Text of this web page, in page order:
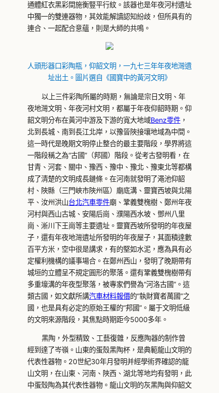
通體紅衣黑彩間施衡豎平行紋。該器也是年夜河村遺址
中獨一的雙連器物，其效能解讀認知紛歧，但所具有的
連合、一起配合意蘊，則是大師的共鳴。
人頭形器口彩陶瓶，仰韶文明，一九七三年年夜地灣遺
址出土。圖片選自《國寶中的黃河文明》
以上三件彩陶所屬的時期，無論是宗日文明、年
夜地灣文明、年夜河村文明，都屬于年夜仰韶時期。仰
韶文明分布在黃河中游及下游的寬大地域Benz零件 ，
北到長城、南到長江北岸，以豫晉陜接壤地域為中間。
這一時代是晚期文明停止整合的最主要階段，學界將這
一階段稱之為“古國”（邦國）階段。從考古發明看，在
甘青、河套、關中、豫西、豫中、豫北、豫東北等都構
成了清楚的文明成長鏈條。在河南就發明了澠池仰韶
村、陜縣（三門峽市陜州區）廟底溝、靈寶西坡與北陽
平、汝州洪山台北汽車零件廟、鞏義雙槐樹、鄭州年夜
河村與西山古城、安陽后崗、濮陽西水坡、鄧州八里
崗、淅川下王崗等主要遺址。靈寶西坡所發明的年夜屋
子，還有年夜地灣遺址所發明的年夜屋子，其面積達數
百平方米，空中很是講求，有的堅如水泥，應為具有必
定權利機構的議事場合。在鄭州西山，發明了晚期帶有
城垣的立體呈不規定圓形的聚落。還有鞏義雙槐樹帶有
多重壕溝的年夜型聚落，被專家們譽為“河洛古國”。這
類古國，如文獻所講汽車材料報價的“執財寶者萬國”之
國，也是具有必定的原始王權的“邦國”。屬于文明低級
的文明來源階段，其焦點時期距今5000多年。
黑陶，外型精致、工藝復雜，反應陶器的制作曾
經到達了岑嶺。山東的蛋殼黑陶杯，是典範龍山文明的
代表性器物。20世紀30年月發明并經學術界確認的龍
山文明，在山東、河南、陜西、湖北等地均有發明，此
中蛋殼陶為其代表性器物。龍山文明的灰黑陶與仰韶文